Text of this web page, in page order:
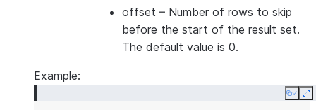
offset – Number of rows to skip
before the start of the result set.
The default value is 0.
Example:
Copy